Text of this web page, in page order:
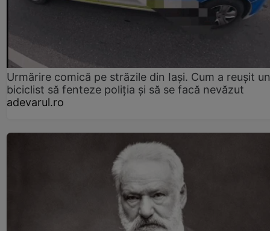
Urmărire comică pe străzile din Iași. Cum a reușit un
biciclist să fenteze poliția și să se facă nevăzut
adevarul.ro